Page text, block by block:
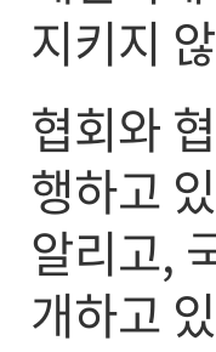
지키지
협회와
행하고
알리고,
개하고